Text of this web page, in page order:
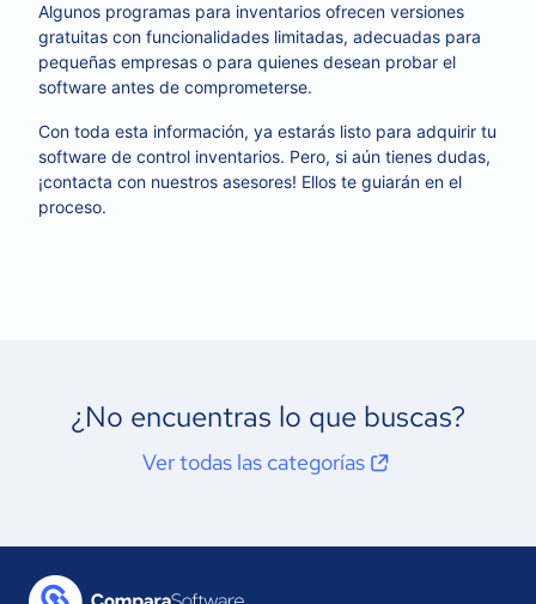
Algunos programas para inventarios ofrecen versiones
gratuitas con funcionalidades limitadas, adecuadas para
pequeñas empresas o para quienes desean probar el
software antes de comprometerse.
Con toda esta información, ya estarás listo para adquirir tu
software de control inventarios. Pero, si aún tienes dudas,
¡contacta con nuestros asesores! Ellos te guiarán en el
proceso.
¿No encuentras lo que buscas?
Ver todas las categorías